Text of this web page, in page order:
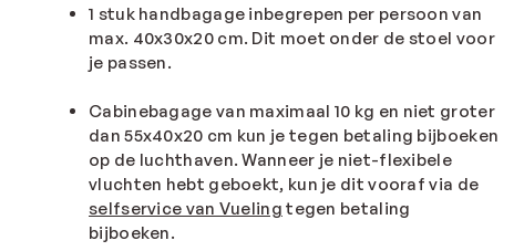
1 stuk handbagage inbegrepen per persoon van
max. 40x30x20 cm. Dit moet onder de stoel voor
je passen.
Cabinebagage van maximaal 10 kg en niet groter
dan 55x40x20 cm kun je tegen betaling bijboeken
op de luchthaven. Wanneer je niet-flexibele
vluchten hebt geboekt, kun je dit vooraf via de
selfservice van Vueling tegen betaling
bijboeken.